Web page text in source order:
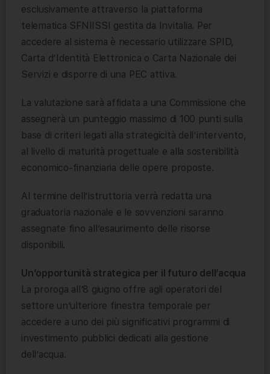
esclusivamente attraverso la piattaforma
telematica SFNIISSI gestita da Invitalia. Per
accedere al sistema è necessario utilizzare SPID,
Carta d’Identità Elettronica o Carta Nazionale dei
Servizi e disporre di una PEC attiva.
La valutazione sarà affidata a una Commissione che
assegnerà un punteggio massimo di 100 punti sulla
base di criteri legati alla strategicità dell’intervento,
al livello di maturità progettuale e alla sostenibilità
economico-finanziaria delle opere proposte.
Al termine dell’istruttoria verrà redatta una
graduatoria nazionale e le sovvenzioni saranno
assegnate fino all’esaurimento delle risorse
disponibili.
Un’opportunità strategica per il futuro dell’acqua
La proroga all’8 giugno offre agli operatori del
settore un’ulteriore finestra temporale per
accedere a uno dei più significativi programmi di
investimento pubblici dedicati alla gestione
dell’acqua.